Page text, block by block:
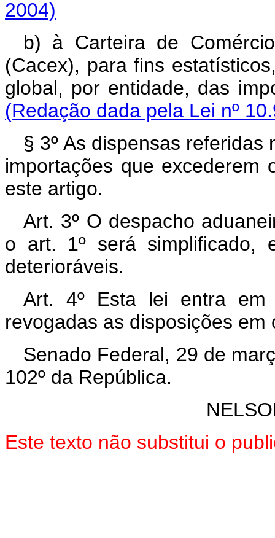
2004)
b) à Carteira de
(Cacex), para fins
global, por entidade,
(Redação dada pela Lei nº
§ 3º As dispensas referidas
importações que
este artigo.
Art. 3º O despacho
o art. 1º será simplificado,
deterioráveis.
Art. 4º Esta lei entra
revogadas as disposições em
Senado Federal, 29 de
102º da República.
Este texto não substitui o